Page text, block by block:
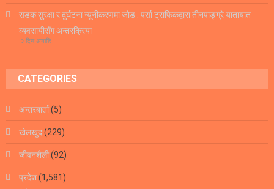
सडक सुरक्षा र दुर्घटना न्यूनीकरणमा जोड : पर्सा ट्राफिकद्वारा तीनपाङ्ग्रे यातायात
व्यवसायीसँग अन्तरक्रिया
२ दिन अगाडि
CATEGORIES
अन्तरबार्ता(5)
खेलखुद(229)
जीवनशैली(92)
प्रदेश(1,581)